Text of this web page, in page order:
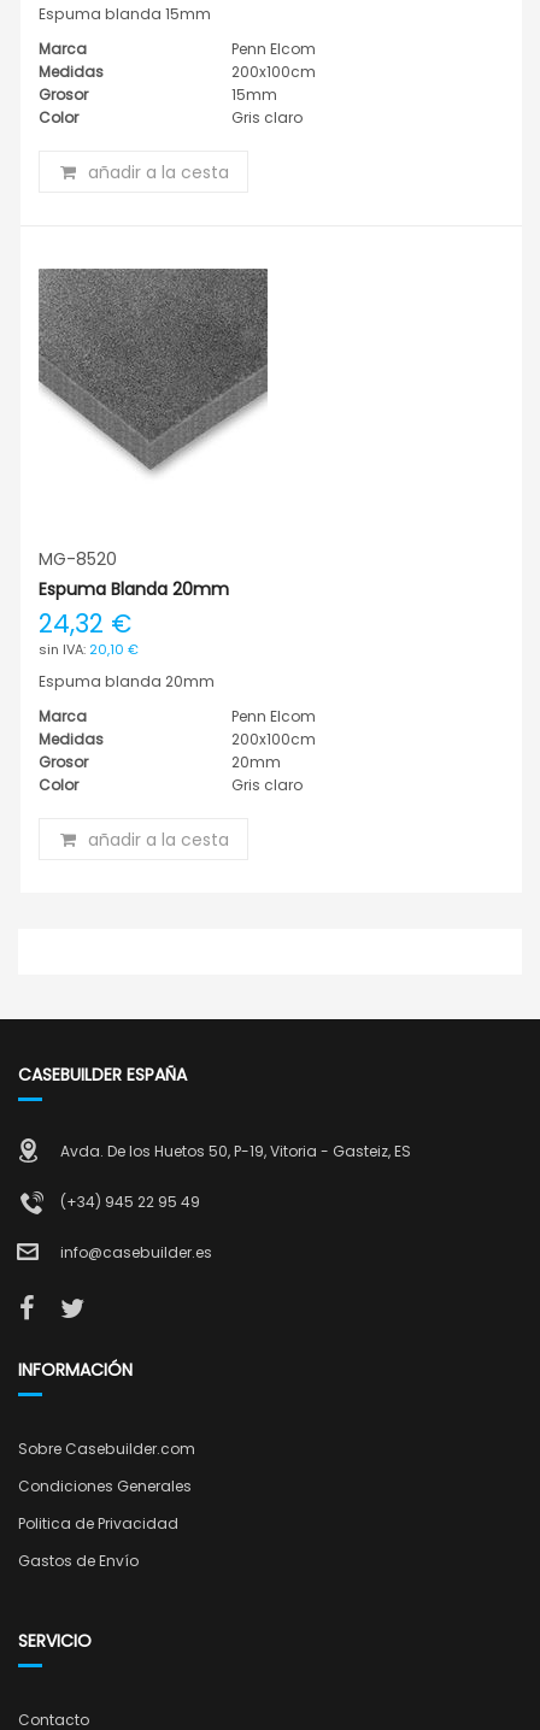
Espuma blanda 15mm
Marca
Penn Elcom
Medidas
200x100cm
Grosor
15mm
Color
Gris claro
añadir a la cesta
MG-8520
Espuma Blanda 20mm
24,32 €
20,10 €
Espuma blanda 20mm
Marca
Penn Elcom
Medidas
200x100cm
Grosor
20mm
Color
Gris claro
añadir a la cesta
CASEBUILDER ESPAÑA
Avda. De los Huetos 50, P-19, Vitoria - Gasteiz, ES
(+34) 945 22 95 49
info@casebuilder.es
INFORMACIÓN
Sobre Casebuilder.com
Condiciones Generales
Politica de Privacidad
Gastos de Envío
SERVICIO
Contacto